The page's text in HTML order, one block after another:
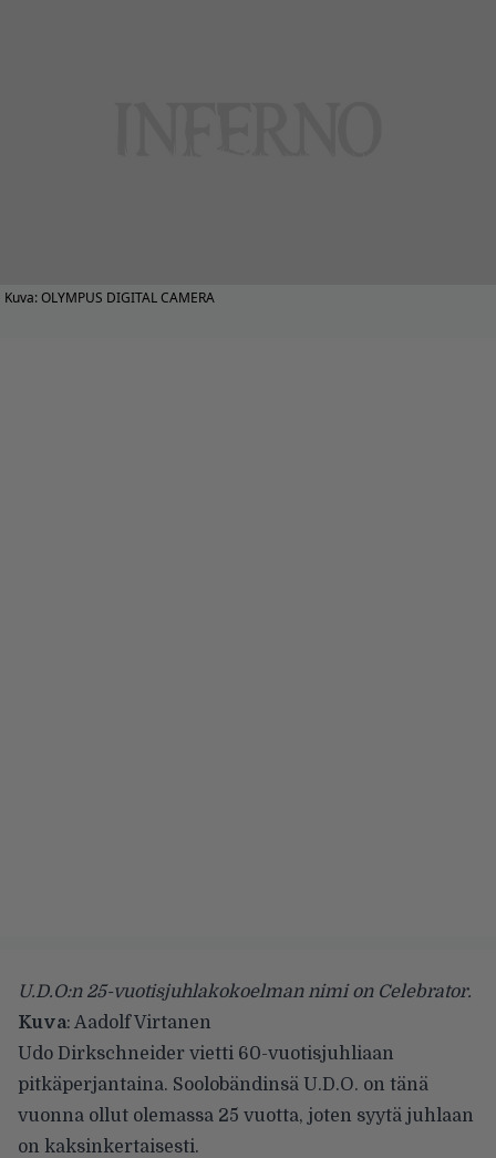
Kuva: OLYMPUS DIGITAL CAMERA
U.D.O:n 25-vuotisjuhlakokoelman nimi on Celebrator.
Kuva: Aadolf Virtanen
Udo Dirkschneider vietti 60-vuotisjuhliaan
pitkäperjantaina. Soolobändinsä U.D.O. on tänä
vuonna ollut olemassa 25 vuotta, joten syytä juhlaan
on kaksinkertaisesti.